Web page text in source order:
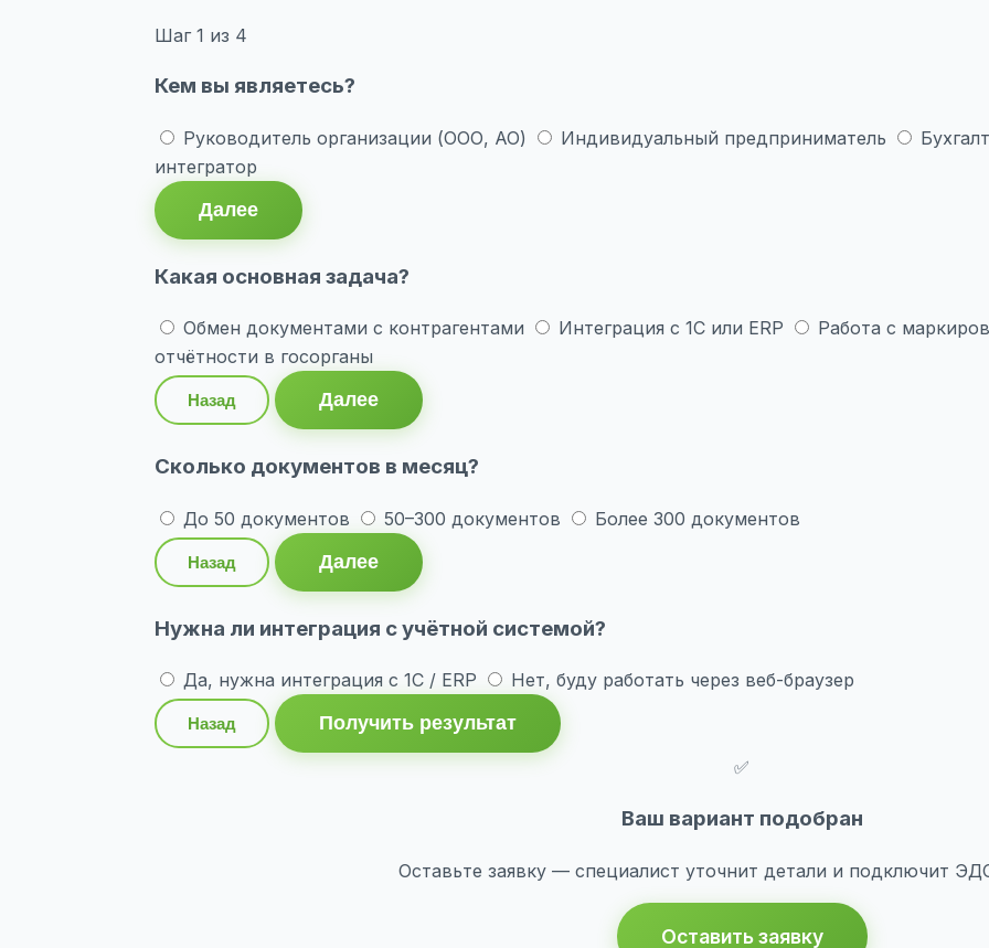
Шаг 1 из 4
Кем вы являетесь?
Руководитель организации (ООО, АО) Индивидуальный предприниматель
интегратор
Далее
Какая основная задача?
Обмен документами с контрагентами Интеграция с 1С или ERP Работа с
отчётности в госорганы
Назад Далее
Сколько документов в месяц?
До 50 документов 50–300 документов Более 300 документов
Назад Далее
Нужна ли интеграция с учётной системой?
Да, нужна интеграция с 1С / ERP Нет, буду работать через веб-браузер
Назад
Получить результат
✅
Ваш вариант подобран
Оставьте заявку — специалист уточнит детали и подключит
Оставить заявку